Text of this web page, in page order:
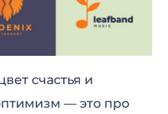
счастья и
— это про